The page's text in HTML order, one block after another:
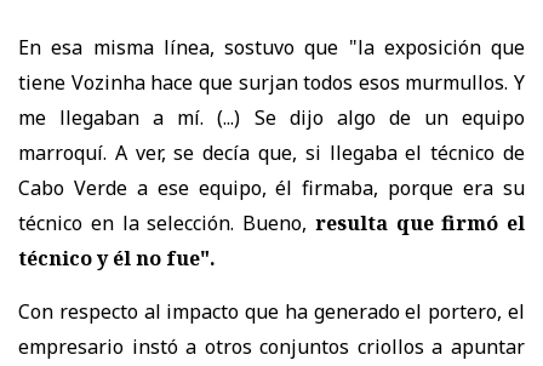
En esa misma línea, sostuvo que "la exposición que
tiene Vozinha hace que surjan todos esos murmullos. Y
me llegaban a mí. (...) Se dijo algo de un equipo
marroquí. A ver, se decía que, si llegaba el técnico de
Cabo Verde a ese equipo, él firmaba, porque era su
técnico en la selección. Bueno, resulta que firmó el
técnico y él no fue".
Con respecto al impacto que ha generado el portero, el
empresario instó a otros conjuntos criollos a apuntar